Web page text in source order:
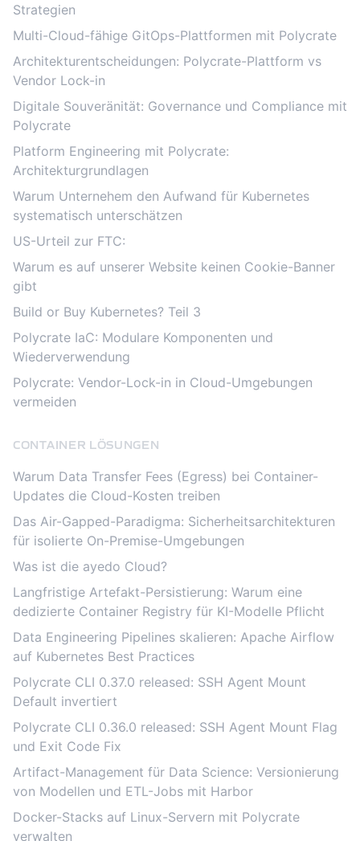
Strategien
Multi-Cloud-fähige GitOps-Plattformen mit Polycrate
Architekturentscheidungen: Polycrate-Plattform vs
Vendor Lock-in
Digitale Souveränität: Governance und Compliance mit
Polycrate
Platform Engineering mit Polycrate:
Architekturgrundlagen
Warum Unternehem den Aufwand für Kubernetes
systematisch unterschätzen
US-Urteil zur FTC:
Warum es auf unserer Website keinen Cookie-Banner
gibt
Build or Buy Kubernetes? Teil 3
Polycrate IaC: Modulare Komponenten und
Wiederverwendung
Polycrate: Vendor-Lock-in in Cloud-Umgebungen
vermeiden
CONTAINER LÖSUNGEN
Warum Data Transfer Fees (Egress) bei Container-
Updates die Cloud-Kosten treiben
Das Air-Gapped-Paradigma: Sicherheitsarchitekturen
für isolierte On-Premise-Umgebungen
Was ist die ayedo Cloud?
Langfristige Artefakt-Persistierung: Warum eine
dedizierte Container Registry für KI-Modelle Pflicht
Data Engineering Pipelines skalieren: Apache Airflow
auf Kubernetes Best Practices
Polycrate CLI 0.37.0 released: SSH Agent Mount
Default invertiert
Polycrate CLI 0.36.0 released: SSH Agent Mount Flag
und Exit Code Fix
Artifact-Management für Data Science: Versionierung
von Modellen und ETL-Jobs mit Harbor
Docker-Stacks auf Linux-Servern mit Polycrate
verwalten